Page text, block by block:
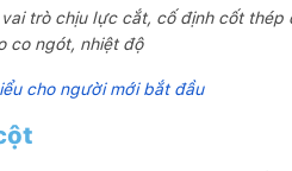
trò chịu lực cắt, cố định cốt thép
co ngót, nhiệt độ
cho người mới bắt đầu